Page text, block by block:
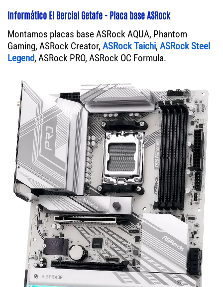
Informático El Bercial Getafe - Placa base ASRock
Montamos placas base ASRock AQUA, Phantom
Gaming, ASRock Creator, ASRock Taichi, ASRock Steel
Legend, ASRock PRO, ASRock OC Formula.